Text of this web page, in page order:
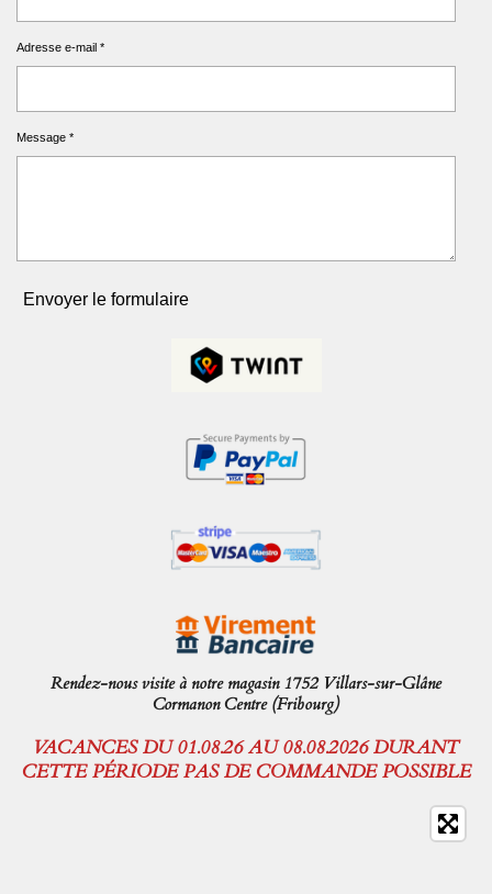
Adresse e-mail *
Message *
Envoyer le formulaire
Rendez-nous visite à notre magasin 1752 Villars-sur-Glâne
Cormanon Centre (Fribourg)
VACANCES DU 01.08.26 AU 08.08.2026 DURANT
CETTE PÉRIODE PAS DE COMMANDE POSSIBLE